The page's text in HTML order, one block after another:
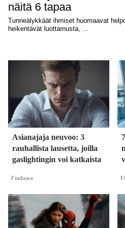
Asianajaja neuvoo: 3
rauhallista lausetta, joilla
gaslightingin voi katkaista
Findance